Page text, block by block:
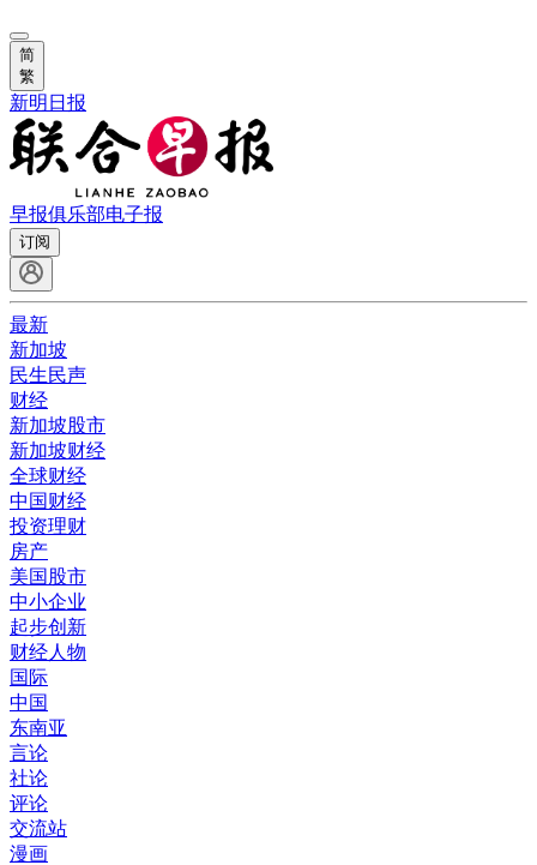
简
繁
新明日报
早报俱乐部电子报
订阅
最新
新加坡
民生民声
财经
新加坡股市
新加坡财经
全球财经
中国财经
投资理财
房产
美国股市
中小企业
起步创新
财经人物
国际
中国
东南亚
言论
社论
评论
交流站
漫画